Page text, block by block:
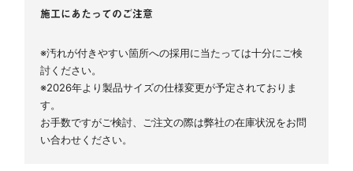
施工にあたってのご注意
※汚れが付きやすい箇所への採用に当たっては十分にご検
討ください。
※2026年より製品サイズの仕様変更が予定されておりま
す。
お手数ですがご検討、ご注文の際は弊社の在庫状況をお問
い合わせください。